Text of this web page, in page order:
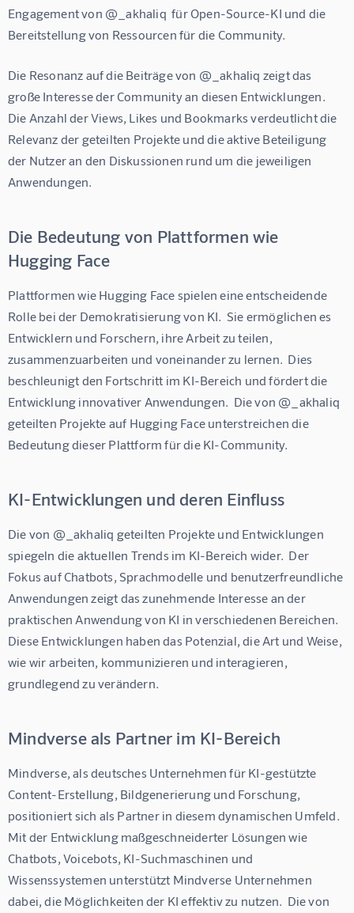
Engagement von @_akhaliq  für Open-Source-KI und die
Bereitstellung von Ressourcen für die Community.
Die Resonanz auf die Beiträge von @_akhaliq zeigt das
große Interesse der Community an diesen Entwicklungen.
Die Anzahl der Views, Likes und Bookmarks verdeutlicht die
Relevanz der geteilten Projekte und die aktive Beteiligung
der Nutzer an den Diskussionen rund um die jeweiligen
Anwendungen.
Die Bedeutung von Plattformen wie
Hugging Face
Plattformen wie Hugging Face spielen eine entscheidende
Rolle bei der Demokratisierung von KI.  Sie ermöglichen es
Entwicklern und Forschern, ihre Arbeit zu teilen,
zusammenzuarbeiten und voneinander zu lernen.  Dies
beschleunigt den Fortschritt im KI-Bereich und fördert die
Entwicklung innovativer Anwendungen.  Die von @_akhaliq
geteilten Projekte auf Hugging Face unterstreichen die
Bedeutung dieser Plattform für die KI-Community.
KI-Entwicklungen und deren Einfluss
Die von @_akhaliq geteilten Projekte und Entwicklungen
spiegeln die aktuellen Trends im KI-Bereich wider.  Der
Fokus auf Chatbots, Sprachmodelle und benutzerfreundliche
Anwendungen zeigt das zunehmende Interesse an der
praktischen Anwendung von KI in verschiedenen Bereichen.
Diese Entwicklungen haben das Potenzial, die Art und Weise,
wie wir arbeiten, kommunizieren und interagieren,
grundlegend zu verändern.
Mindverse als Partner im KI-Bereich
Mindverse, als deutsches Unternehmen für KI-gestützte
Content-Erstellung, Bildgenerierung und Forschung,
positioniert sich als Partner in diesem dynamischen Umfeld.
Mit der Entwicklung maßgeschneiderter Lösungen wie
Chatbots, Voicebots, KI-Suchmaschinen und
Wissenssystemen unterstützt Mindverse Unternehmen
dabei, die Möglichkeiten der KI effektiv zu nutzen.  Die von